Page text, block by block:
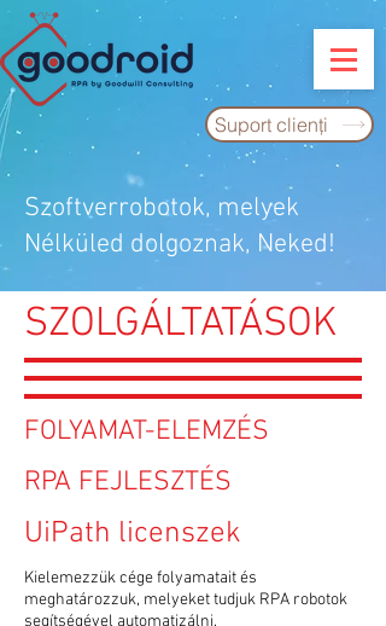
Suport clienţi
Szoftverrobotok, melyek
Nélküled dolgoznak, Neked!
SZOLGÁLTATÁSOK
FOLYAMAT-ELEMZÉS
RPA FEJLESZTÉS
UiPath licenszek
Kielemezzük cége folyamatait és
meghatározzuk, melyeket tudjuk RPA robotok
segítségével automatizálni.